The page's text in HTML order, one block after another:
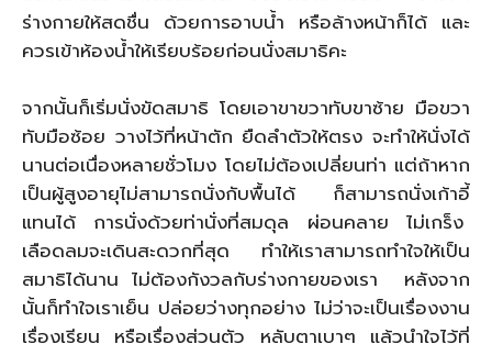
ร่างกายให้สดชื่น ด้วยการอาบน้ำ หรือล้างหน้าก็ได้ และ
ควรเข้าห้องน้ำให้เรียบร้อยก่อนนั่งสมาธิคะ
จากนั้นก็เริ่มนั่งขัดสมาธิ โดยเอาขาขวาทับขาซ้าย มือขวา
ทับมือซ้อย วางไว้ที่หน้าตัก ยืดลำตัวให้ตรง จะทำให้นั่งได้
นานต่อเนื่องหลายชั่วโมง โดยไม่ต้องเปลี่ยนท่า แต่ถ้าหาก
เป็นผู้สูงอายุไม่สามารถนั่งกับพื้นได้ ก็สามารถนั่งเก้าอี้
แทนได้ การนั่งด้วยท่านั่งที่สมดุล ผ่อนคลาย ไม่เกร็ง
เลือดลมจะเดินสะดวกที่สุด ทำให้เราสามารถทำใจให้เป็น
สมาธิได้นาน ไม่ต้องกังวลกับร่างกายของเรา หลังจาก
นั้นก็ทำใจเราเย็น ปล่อยว่างทุกอย่าง ไม่ว่าจะเป็นเรื่องงาน
เรื่องเรียน หรือเรื่องส่วนตัว หลับตาเบาๆ แล้วนำใจไว้ที่